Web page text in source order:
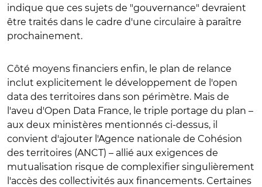
indique que ces sujets de "gouvernance" devraient
être traités dans le cadre d'une circulaire à paraître
prochainement.
Côté moyens financiers enfin, le plan de relance
inclut explicitement le développement de l'open
data des territoires dans son périmètre. Mais de
l'aveu d'Open Data France, le triple portage du plan –
aux deux ministères mentionnés ci-dessus, il
convient d'ajouter l'Agence nationale de Cohésion
des territoires (ANCT) – allié aux exigences de
mutualisation risque de complexifier singulièrement
l'accès des collectivités aux financements. Certaines